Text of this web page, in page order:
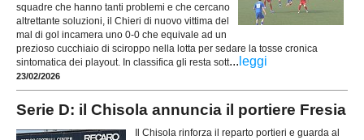
squadre che hanno tanti problemi e che cercano
altrettante soluzioni, il Chieri di nuovo vittima del
mal di gol incamera uno 0-0 che equivale ad un
prezioso cucchiaio di sciroppo nella lotta per sedare la tosse cronica
sintomatica dei playout. In classifica gli resta sott... leggi
23/02/2026
Serie D: il Chisola annuncia il portiere Fresia
Il Chisola rinforza il reparto portieri e guarda al